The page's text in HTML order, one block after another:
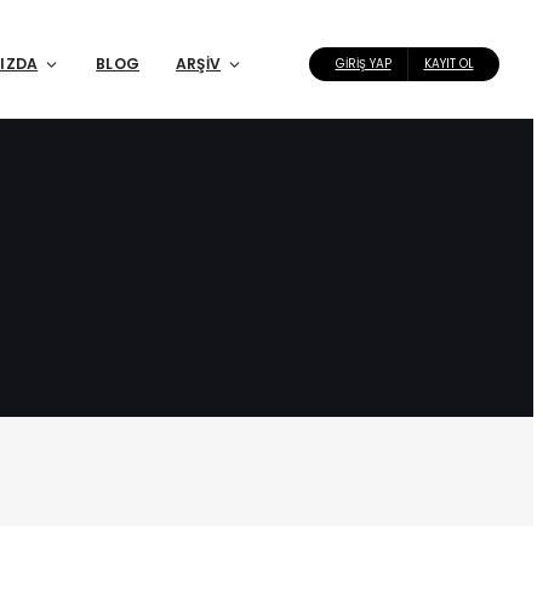
BLOG ARŞIV GIRIŞ YAP KAYIT OL